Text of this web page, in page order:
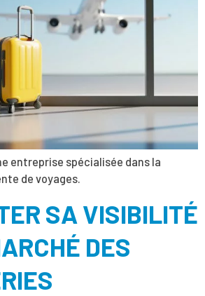
entreprise spécialisée dans la
de voyages.
SA VISIBILITÉ
DES